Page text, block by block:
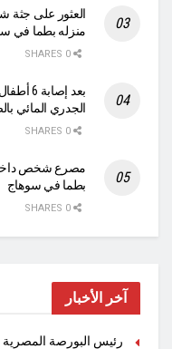
العثور على جثة
منزله بطما في
بعد
الجدري المائي
مصرع شخص داخل
بطما في سوهاج
آخر الأخبار
رئيس البورصة المصرية